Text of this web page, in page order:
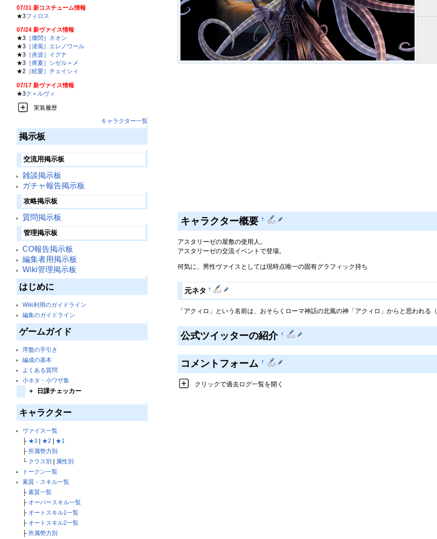
07/31 新コスチューム情報
★3フィロス
07/24 新ヴァイス情報
★3［燦閃］ネオン
★3［渚風］エレノワール
★3［炎波］イグナ
★3［痺夏］シゼル＝メ
★2 ［眩愛］チェイシィ
07/17 新ヴァイス情報
★3ク＝ルヴィ
実装履歴
キャラクター一覧
↑
掲示板
↑
交流用掲示板
雑談掲示板
ガチャ報告掲示板
↑
攻略掲示板
質問掲示板
↑
管理掲示板
CO報告掲示板
編集者用掲示板
Wiki管理掲示板
↑
はじめに
Wiki利用のガイドライン
編集のガイドライン
↑
ゲームガイド
序盤の手引き
編成の基本
よくある質問
小ネタ・小ワザ集
+ 日課チェッカー
↑
キャラクター
ヴァイス一覧
├ ★3 | ★2 | ★1
├ 所属勢力別
└ クラス別 | 属性別
トークン一覧
素質・スキル一覧
├ 素質一覧
├ オーバースキル一覧
├ オートスキル1一覧
├ オートスキル2一覧
├ 所属勢力別
キャラクター概要 †
アスタリーゼの屋敷の使用人。
アスタリーゼの交流イベントで登場。
何気に、男性ヴァイスとしては現時点唯一の固有グラフィック持ち
元ネタ†
「アクィロ」という名前は、おそらくローマ神話の北風の神「アクィロ」からと思われる
公式ツイッターの紹介 †
コメントフォーム †
クリックで過去ログ一覧を開く